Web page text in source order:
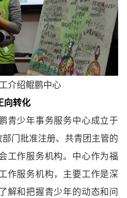
绍鲲鹏中心
向转化
少年事务服务中心成立于
门批准注册、共青团主管的
工作服务机构。中心作为福
作服务机构，主要工作是深
解和把握青少年的动态和问